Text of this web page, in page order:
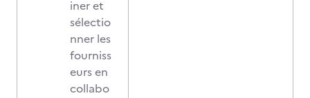
iner et
sélectio
nner les
fourniss
eurs en
collabo